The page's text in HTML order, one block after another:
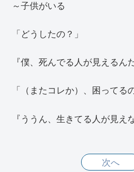
～子供がいる
「どうしたの？」
『僕、死んでる人が見えるんだ
「（またコレか）、困ってる
『ううん、生きてる人が見え
次へ